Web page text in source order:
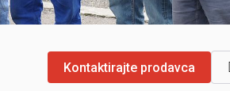
Kontaktirajte prodavca